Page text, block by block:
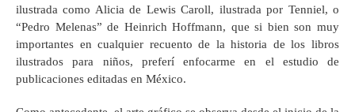
ilustrada como Alicia de Lewis Caroll, ilustrada por Tenniel, o
“Pedro Melenas” de Heinrich Hoffmann, que si bien son muy
importantes en cualquier recuento de la historia de los libros
ilustrados para niños, preferí enfocarme en el estudio de
publicaciones editadas en México.